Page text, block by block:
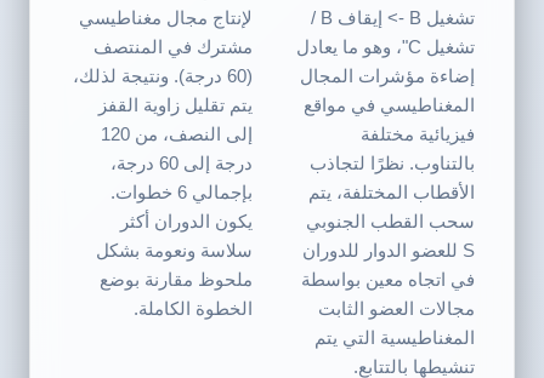
تشغيل B -> إيقاف B /
تشغيل C"، وهو ما يعادل
إضاءة مؤشرات المجال
المغناطيسي في مواقع
فيزيائية مختلفة
بالتناوب. نظرًا لتجاذب
الأقطاب المختلفة، يتم
سحب القطب الجنوبي
S للعضو الدوار للدوران
في اتجاه معين بواسطة
مجالات العضو الثابت
المغناطيسية التي يتم
تنشيطها بالتتابع.
لإنتاج مجال مغناطيسي
مشترك في المنتصف
(60 درجة). ونتيجة لذلك،
يتم تقليل زاوية القفز
إلى النصف، من 120
درجة إلى 60 درجة،
بإجمالي 6 خطوات.
يكون الدوران أكثر
سلاسة ونعومة بشكل
ملحوظ مقارنة بوضع
الخطوة الكاملة.